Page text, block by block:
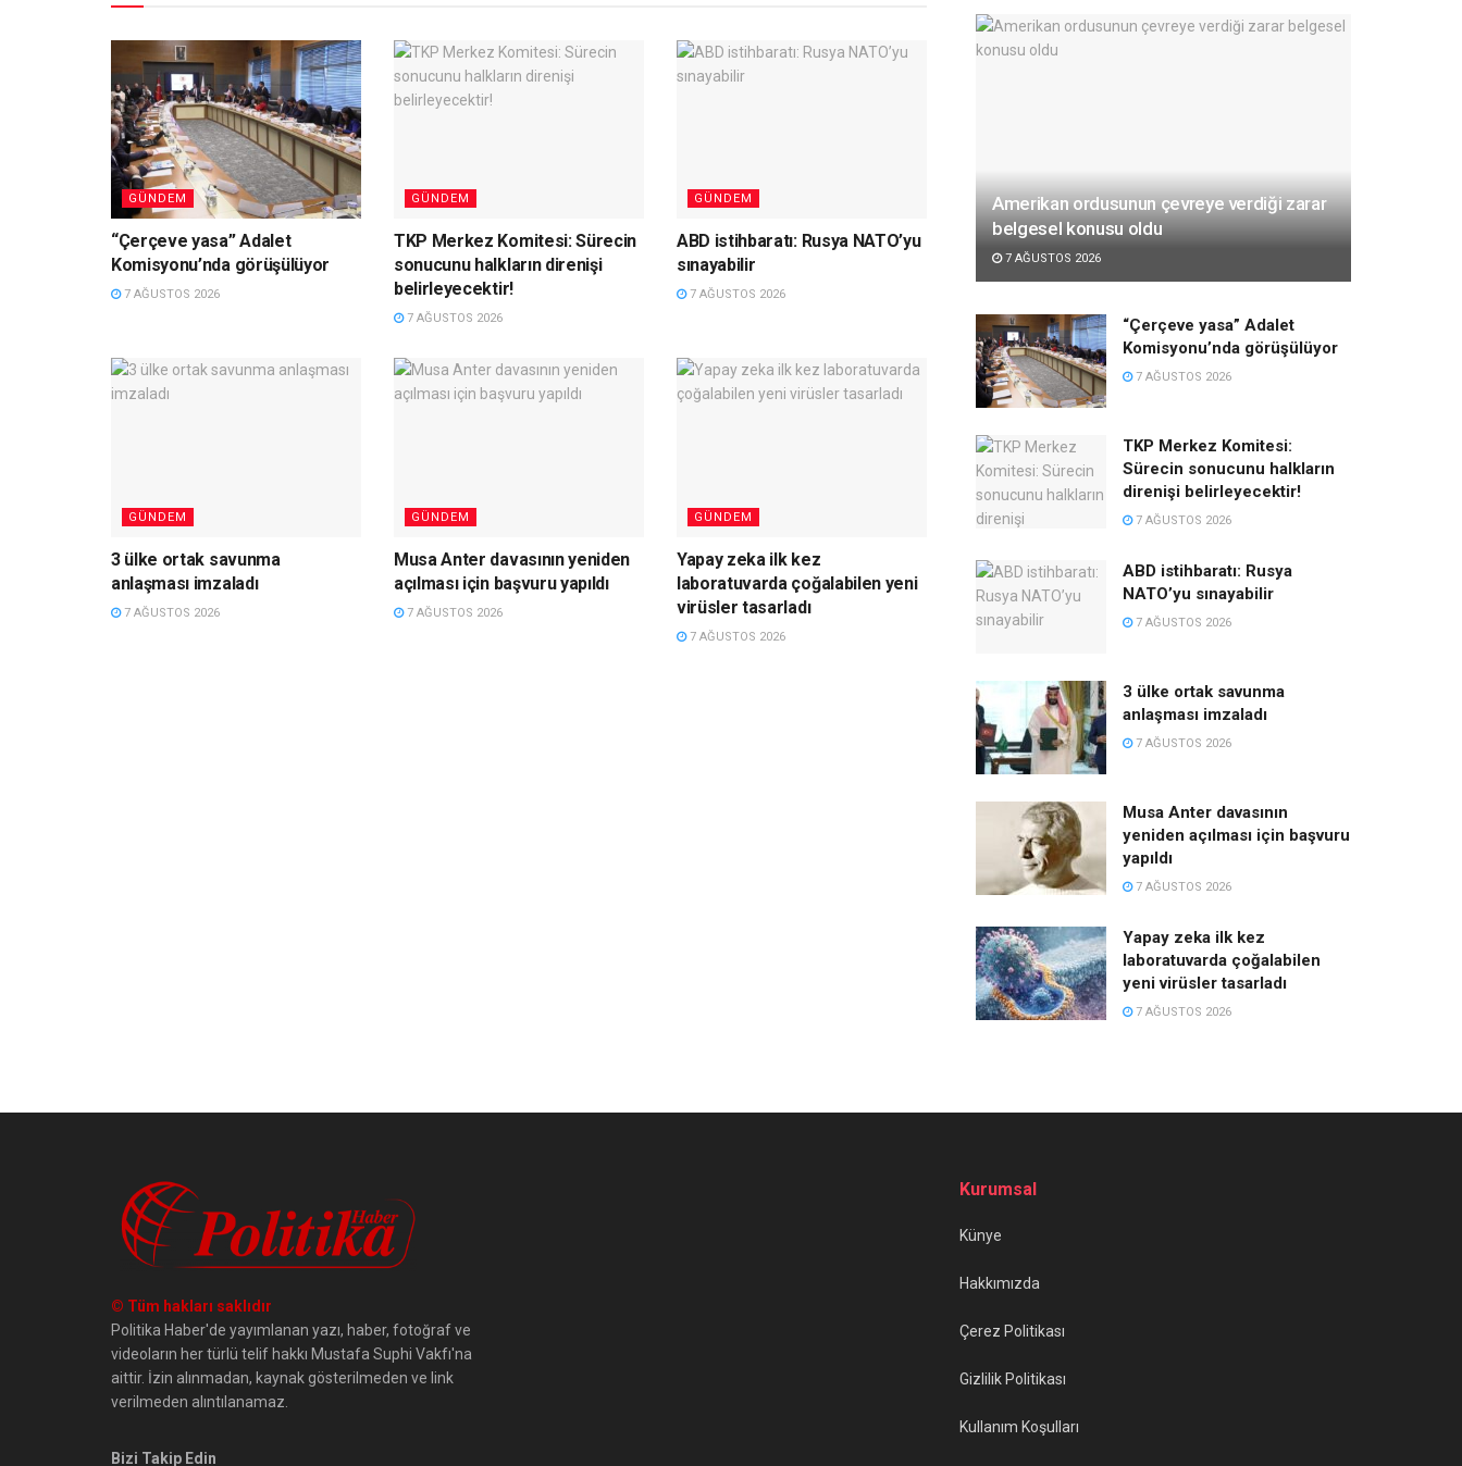
GÜNDEM
“Çerçeve yasa” Adalet
Komisyonu’nda görüşülüyor
7 AĞUSTOS 2026
GÜNDEM
TKP Merkez Komitesi: Sürecin
sonucunu halkların direnişi
belirleyecektir!
7 AĞUSTOS 2026
GÜNDEM
ABD istihbaratı: Rusya NATO’yu
sınayabilir
7 AĞUSTOS 2026
GÜNDEM
3 ülke ortak savunma
anlaşması imzaladı
7 AĞUSTOS 2026
GÜNDEM
Musa Anter davasının yeniden
açılması için başvuru yapıldı
7 AĞUSTOS 2026
GÜNDEM
Yapay zeka ilk kez
laboratuvarda çoğalabilen yeni
virüsler tasarladı
7 AĞUSTOS 2026
Amerikan ordusunun çevreye verdiği zarar
belgesel konusu oldu
7 AĞUSTOS 2026
“Çerçeve yasa” Adalet
Komisyonu’nda görüşülüyor
7 AĞUSTOS 2026
TKP Merkez Komitesi:
Sürecin sonucunu halkların
direnişi belirleyecektir!
7 AĞUSTOS 2026
ABD istihbaratı: Rusya
NATO’yu sınayabilir
7 AĞUSTOS 2026
3 ülke ortak savunma
anlaşması imzaladı
7 AĞUSTOS 2026
Musa Anter davasının
yeniden açılması için başvuru
yapıldı
7 AĞUSTOS 2026
Yapay zeka ilk kez
laboratuvarda çoğalabilen
yeni virüsler tasarladı
7 AĞUSTOS 2026
© Tüm hakları saklıdır
Politika Haber'de yayımlanan yazı, haber, fotoğraf ve
videoların her türlü telif hakkı Mustafa Suphi Vakfı'na
aittir. İzin alınmadan, kaynak gösterilmeden ve link
verilmeden alıntılanamaz.
Bizi Takip Edin
Kurumsal
Künye
Hakkımızda
Çerez Politikası
Gizlilik Politikası
Kullanım Koşulları